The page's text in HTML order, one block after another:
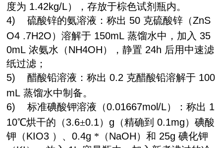
度为 1.42kg/L），存放于棕色试剂瓶内。
4)
硫酸锌的氨溶液：称出 50 克硫酸锌（ZnS
O4 .7H2O）溶解于 150mL蒸馏水中，加入 35
0mL浓氨水（NH4OH），静置 24h 后用中速滤
纸过滤；
5)
醋酸铅溶液：称出 0.2 克醋酸铅溶解于 100
mL蒸馏水中制备。
6)
标准碘酸钾溶液（0.01667mol/L）：称出 1
10℃烘干的（3.6±0.1）g （精确到 0.1mg）碘酸
钾（KIO3 ）、0.4g *（NaOH）和 25g碘化钾